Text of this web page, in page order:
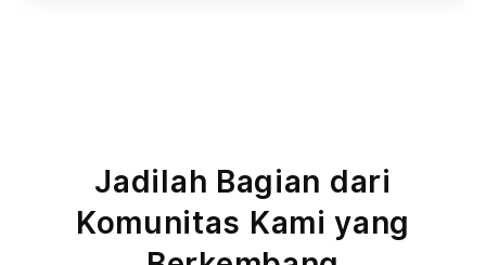
Jadilah Bagian dari
Komunitas Kami yang